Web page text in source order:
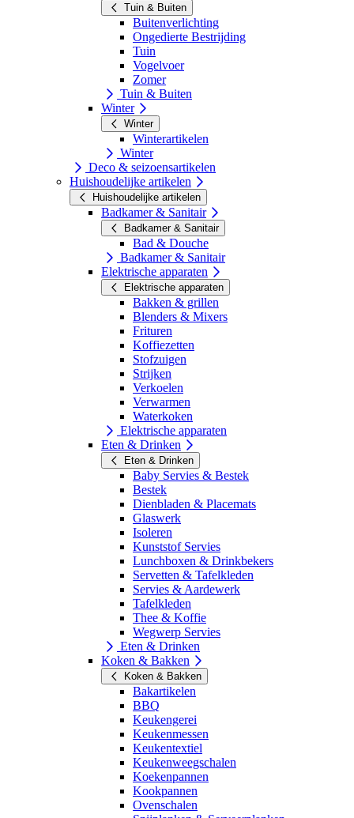
Tuin & Buiten
Buitenverlichting
Ongedierte Bestrijding
Tuin
Vogelvoer
Zomer
Tuin & Buiten
Winter
Winter
Winterartikelen
Winter
Deco & seizoensartikelen
Huishoudelijke artikelen
Huishoudelijke artikelen
Badkamer & Sanitair
Badkamer & Sanitair
Bad & Douche
Badkamer & Sanitair
Elektrische apparaten
Elektrische apparaten
Bakken & grillen
Blenders & Mixers
Frituren
Koffiezetten
Stofzuigen
Strijken
Verkoelen
Verwarmen
Waterkoken
Elektrische apparaten
Eten & Drinken
Eten & Drinken
Baby Servies & Bestek
Bestek
Dienbladen & Placemats
Glaswerk
Isoleren
Kunststof Servies
Lunchboxen & Drinkbekers
Servetten & Tafelkleden
Servies & Aardewerk
Tafelkleden
Thee & Koffie
Wegwerp Servies
Eten & Drinken
Koken & Bakken
Koken & Bakken
Bakartikelen
BBQ
Keukengerei
Keukenmessen
Keukentextiel
Keukenweegschalen
Koekenpannen
Kookpannen
Ovenschalen